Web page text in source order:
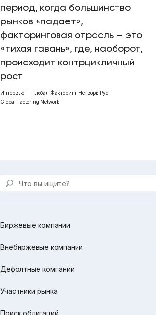
период, когда большинство
рынков «падает»,
факторинговая отрасль — это
«тихая гавань», где, наоборот,
происходит контрцикличный
рост
Интервью
Глобал Факторинг Нетворк Рус
Global Factoring Network
Биржевые компании
Внебиржевые компании
Дефолтные компании
Участники рынка
Поиск облигаций